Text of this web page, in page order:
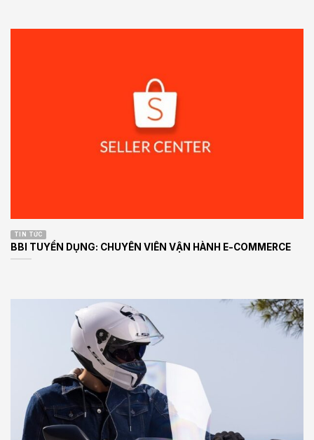
TIN TỨC
BBI TUYỂN DỤNG: CHUYÊN VIÊN VẬN HÀNH E-COMMERCE